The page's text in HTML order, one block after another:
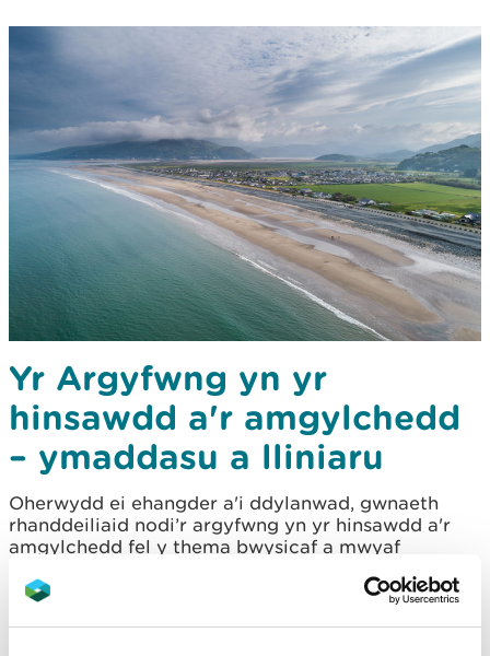
Yr Argyfwng yn yr
hinsawdd a'r amgylchedd
– ymaddasu a lliniaru
Oherwydd ei ehangder a'i ddylanwad, gwnaeth
rhanddeiliaid nodi’r argyfwng yn yr hinsawdd a'r
amgylchedd fel y thema bwysicaf a mwyaf
orllewin.